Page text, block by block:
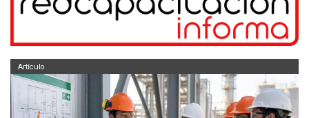
Artículo